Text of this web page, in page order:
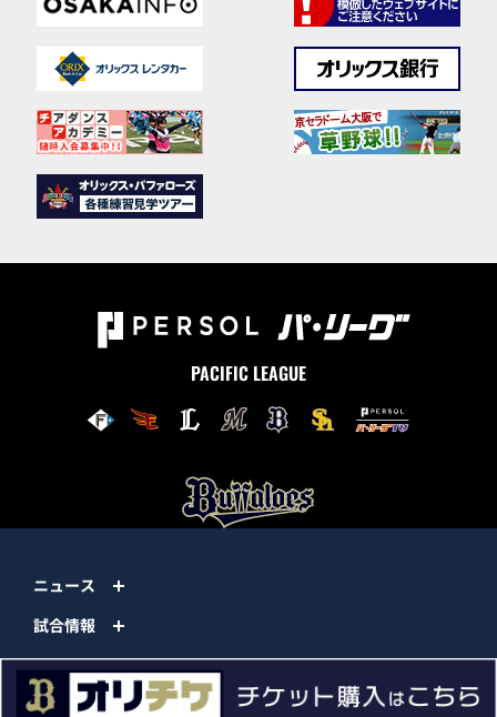
PACIFIC LEAGUE
ニュース
試合情報
チーム情報
チケット